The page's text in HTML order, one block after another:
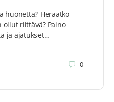
huonetta? Heräätkö
ollut riittävä? Paino
ja ajatukset…
0